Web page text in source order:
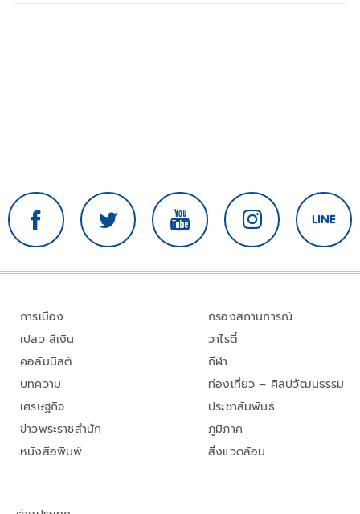
การเมือง
เปลว สีเงิน
คอลัมนิสต์
บทความ
เศรษฐกิจ
ข่าวพระราชสำนัก
หนังสือพิมพ์
กรองสถานการณ์
วาไรตี้
กีฬา
ท่องเที่ยว – ศิลปวัฒนธรรม
ประชาสัมพันธ์
ภูมิภาค
สิ่งแวดล้อม